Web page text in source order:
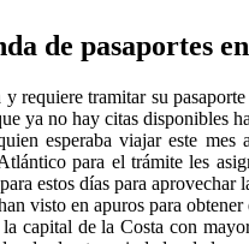
de pasaportes
y requiere tramitar su
ya no hay citas disponibles
esperaba viajar este mes
para el trámite les
estos días para aprovechar
visto en apuros para
capital de la Costa con